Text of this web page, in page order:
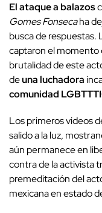
El ataque a balazos
Gomes Fonsecaha
busca de respuestas.
captaron el momento
brutalidad de este
deuna luchadora
comunidad
Los primeros videos
salido a la luz,
aún permanece en
contra de la activista
premeditación del
mexicana en estado